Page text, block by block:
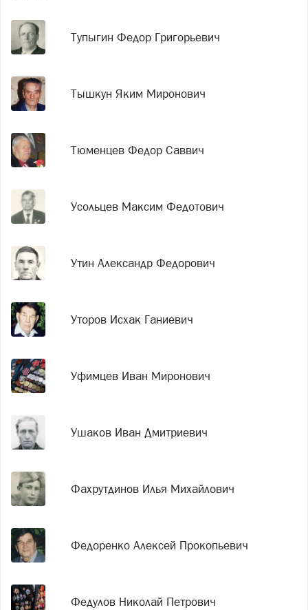
Тупыгин Федор Григорьевич
Тышкун Яким Миронович
Тюменцев Федор Саввич
Усольцев Максим Федотович
Утин Александр Федорович
Уторов Исхак Ганиевич
Уфимцев Иван Миронович
Ушаков Иван Дмитриевич
Фахрутдинов Илья Михайлович
Федоренко Алексей Прокопьевич
Федулов Николай Петрович